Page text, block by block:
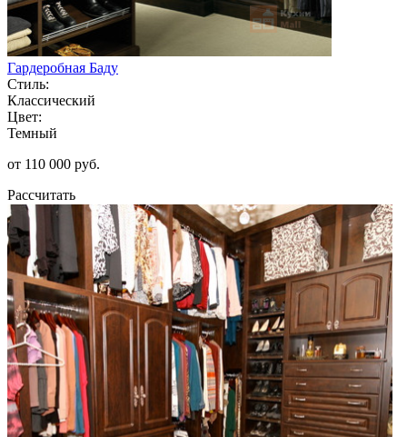
Гардеробная Баду
Стиль:
Классический
Цвет:
Темный
от 110 000 руб.
Рассчитать